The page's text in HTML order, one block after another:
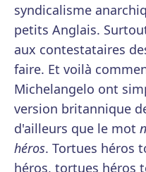
syndicalisme
petits Anglais.
aux contestataires
faire. Et voilà
Michelangelo ont
version britannique
d'ailleurs que le mot
héros. Tortues héros
héros, tortues héros